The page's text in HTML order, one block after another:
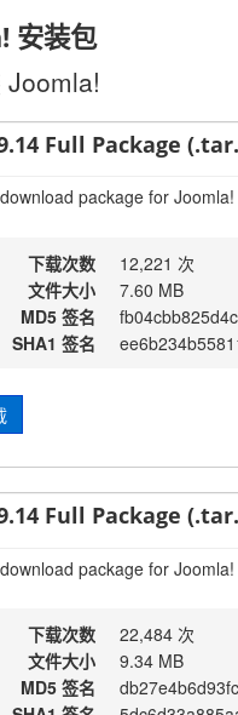
安装包
Joomla!
Full Package
package for
下载次数
12,221 次
文件大小
7.60 MB
MD5 签名
SHA1 签名
Full Package
package for
下载次数
22,484 次
文件大小
9.34 MB
MD5 签名